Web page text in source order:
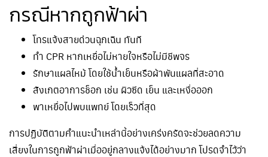
กรณีหากถูกฟ้าผ่า
โทรแจ้งสายด่วนฉุกเฉิน ทันที
ทำ CPR หากเหยื่อไม่หายใจหรือไม่มีชีพจร
รักษาแผลไหม้ โดยใช้น้ำเย็นหรือผ้าพันแผลที่สะอาด
สังเกตอาการช็อก เช่น ผิวซีด เย็น และเหงื่อออก
พาเหยื่อไปพบแพทย์ โดยเร็วที่สุด
การปฏิบัติตามคำแนะนำเหล่านี้อย่างเคร่งครัดจะช่วยลดความ
เสี่ยงในการถูกฟ้าผ่าเมื่ออยู่กลางแจ้งได้อย่างมาก โปรดจำไว้ว่า